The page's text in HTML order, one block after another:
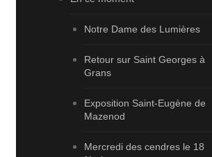
Notre Dame des Lumières
Retour sur Saint Georges à
Grans
Exposition Saint-Eugène de
Mazenod
Mercredi des cendres le 18